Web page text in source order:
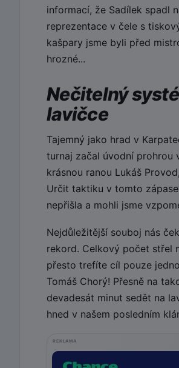
informací, že Sadílek spadl
reprezentace v čele s
kašpary jsme byli před
hrozné...
Nečitelný
lavičce
Tajemný jako hrad v
turnaj začal úvodní prohrou
krásnou ranou Lukáš
Určit taktiku v tomto
nepřišla a mohli jsme
Nejdůležitější souboj nás
rekord. Celkový počet střel
přesto trefíte cíl pouze
Tomáš Chorý! Přesně na
devadesát minut sedět na
hned v našem posledním
REKLAMA